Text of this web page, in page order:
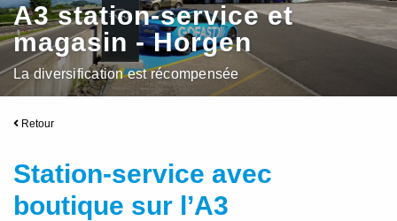
A3 station-service et
magasin - Horgen
La diversification est récompensée
Retour
Station-service avec
boutique sur l’A3